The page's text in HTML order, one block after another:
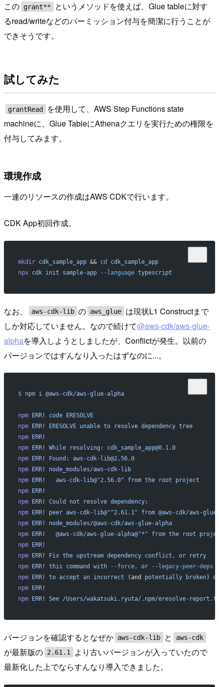
この grant**
というメソッドを使えば、Glue tableに対す
るread/writeなどのパーミッション付与を簡潔に行うことが
できそうです。
試してみた
grantRead
を使用して、AWS Step Functions state
machineに、Glue TableにAthenaクエリを実行ための権限を
付与してみます。
環境作成
一連のリソースの作成はAWS CDKで行います。
CDK App初回作成。
mkdir cdk_sample_app && cd
cdk_sample_app
npx cdk init sample-app --language typescript
なお、 aws-cdk-lib の aws_glue
は現状L1 Constructまで
しか対応していません。なので続けて@aws-cdk/aws-glue-
alphaを導入しようとしましたが、Conflictが発生。以前の
バージョンではすんなり入ったはずなのに...。
$ npm i @aws-cdk/aws-glue-alpha
npm ERR! code ERESOLVE
npm ERR! ERESOLVE unable to resolve dependency tree
npm ERR!
npm ERR! While resolving:
cdk_sample_app@0.1.0
npm ERR! Found:
aws-cdk-lib@2.56.0
npm ERR!
node_modules/aws-cdk-lib
npm ERR!
   aws-cdk-lib@"2.56.0"
from the root project
npm ERR!
npm ERR! Could not resolve dependency:
npm ERR! peer aws-cdk-lib@"^2.61.1" from @aws-cdk/aws-
npm ERR!
node_modules/@aws-cdk/aws-glue-alpha
npm ERR!
   @aws-cdk/aws-glue-alpha@"*"
from the root
npm ERR!
npm ERR! Fix the upstream dependency conflict, or retry
npm ERR! this command with --force, or --legacy-peer-deps
npm ERR! to accept an incorrect (and potentially broken)
npm ERR!
npm ERR! See /Users/wakatsuki.ryuta/.npm/eresolve-
バージョンを確認するとなぜか aws-cdk-lib と aws-cdk
が最新版の 2.61.1
より古いバージョンが入っていたので
最新化した上でならすんなり導入できました。